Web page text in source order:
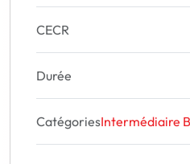
CECR
Durée
CatégoriesIntermédiaire